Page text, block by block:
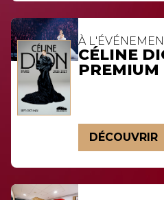
À
CÉLINE
PREMIUM
DÉCOUVRIR